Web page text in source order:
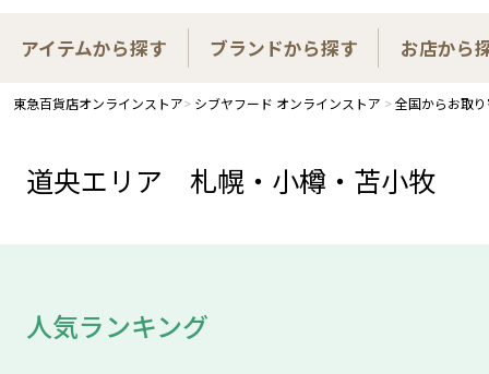
アイテムから探す ブランドから探す お店から
東急百貨店オンラインストア シブヤフード オンラインストア 全国からお取
道央エリア 札幌・小樽・苫小牧
人気ランキング